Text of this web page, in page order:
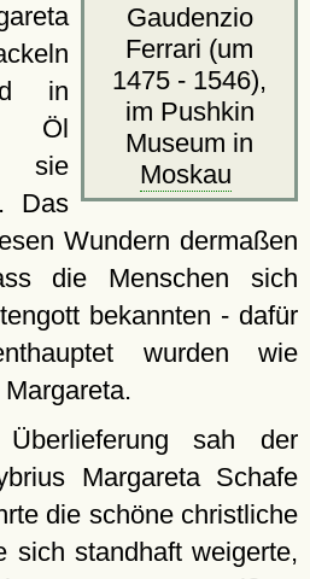
Gaudenzio
Ferrari (um
1475 - 1546),
im Pushkin
Museum in
Moskau
in
Öl
sie
Das
Wundern dermaßen
die Menschen sich
bekannten - dafür
wurden wie
sah der
Margareta Schafe
die schöne christliche
sich standhaft weigerte,